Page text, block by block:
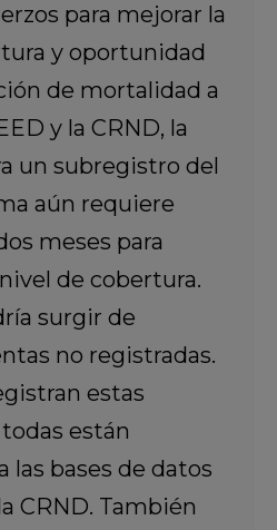
para mejorar la
y oportunidad
de mortalidad a
y la CRND, la
un subregistro del
aún requiere
meses para
de cobertura.
surgir de
no registradas.
estas
están
las bases de datos
CRND. También